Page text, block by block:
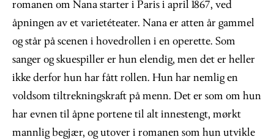
romanen om Nana starter i Paris i april 1867, ved
åpningen av et varietéteater. Nana er atten år gammel
og står på scenen i hovedrollen i en operette. Som
sanger og skuespiller er hun elendig, men det er heller
ikke derfor hun har fått rollen. Hun har nemlig en
voldsom tiltrekningskraft på menn. Det er som om hun
har evnen til åpne portene til alt innestengt, mørkt
mannlig begjær, og utover i romanen som hun utvikle